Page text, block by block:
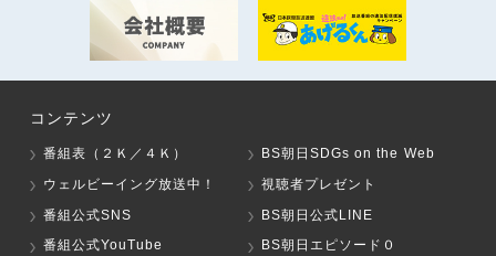
コンテンツ
番組表（２Ｋ／４Ｋ）
BS朝日SDGs on the Web
ウェルビーイング放送中！
視聴者プレゼント
番組公式SNS
BS朝日公式LINE
番組公式YouTube
BS朝日エピソード０